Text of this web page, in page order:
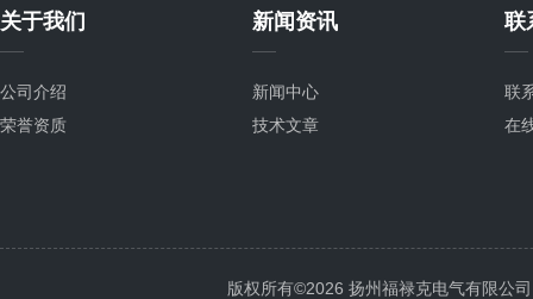
关于我们
公司介绍
荣誉资质
新闻资讯
新闻中心
技术文章
联
联
在
版权所有©2026 扬州福禄克电气有限公